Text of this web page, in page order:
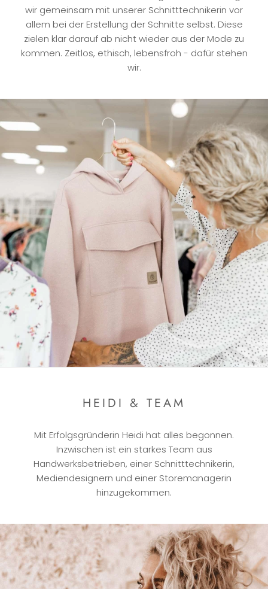
wir gemeinsam mit unserer Schnitttechnikerin vor
allem bei der Erstellung der Schnitte selbst. Diese
zielen klar darauf ab nicht wieder aus der Mode zu
kommen. Zeitlos, ethisch, lebensfroh - dafür stehen
wir.
HEIDI & TEAM
Mit Erfolgsgründerin Heidi hat alles begonnen.
Inzwischen ist ein starkes Team aus
Handwerksbetrieben, einer Schnitttechnikerin,
Mediendesignern und einer Storemanagerin
hinzugekommen.